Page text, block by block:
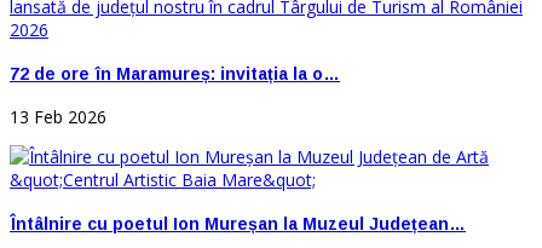
72 de ore în Maramureș: invitația la o…
13 Feb 2026
Întâlnire cu poetul Ion Mureșan la Muzeul Județean…